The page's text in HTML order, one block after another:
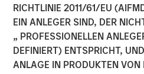
RICHTLINIE 2011/61/EU
EIN ANLEGER SIND, DER
„ PROFESSIONELLEN
DEFINIERT) ENTSPRICHT,
ANLAGE IN PRODUKTEN
17 JUNI 2008